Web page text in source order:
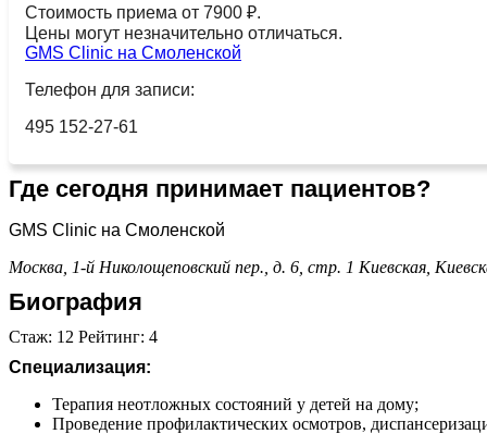
Стоимость приема от 7900 ₽.
Цены могут незначительно отличаться.
GMS Clinic на Смоленской
Телефон для записи:
495 152-27-61
Где сегодня принимает пациентов?
GMS Clinic на Смоленской
Москва, 1-й Николощеповский пер., д. 6, стр. 1 Киевская,
Биография
Стаж: 12 Рейтинг: 4
Специализация:
Терапия неотложных состояний у детей на дому;
Проведение профилактических осмотров,